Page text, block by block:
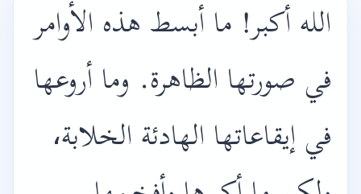
الله أكبر! ما أبسط هذه الأوامر
في صورتها الظاهرة. وما أروعها
في إيقاعاتها الهادئة الخلابة،